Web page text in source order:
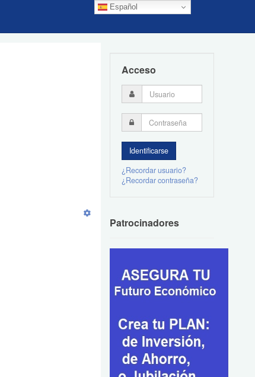
Español
Acceso
¿Recordar usuario?
¿Recordar contraseña?
Patrocinadores